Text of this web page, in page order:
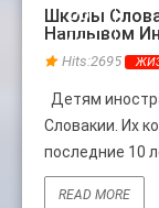
Школы
Наплывом
Hits:2695
Детям
Словакии. Их
последние 10
08
ФЕВ
READ MORE